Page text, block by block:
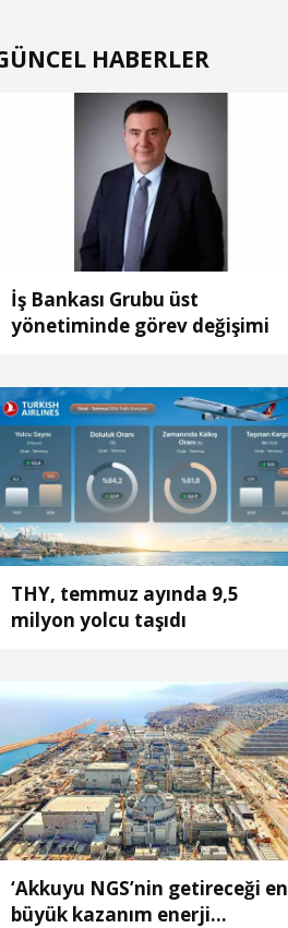
HABERLER
İş Bankası Grubu üst
yönetiminde görev değişimi
THY, temmuz ayında 9,5
milyon yolcu taşıdı
‘Akkuyu NGS’nin getireceği en
büyük kazanım enerji